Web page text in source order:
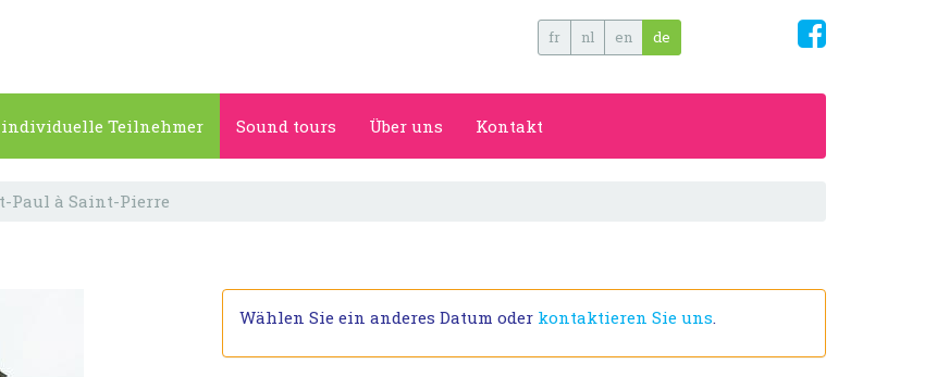
fr nl en de
Teilnehmer Sound tours Über uns Kontakt
Paul à Saint-Pierre
Wählen Sie ein anderes Datum oder kontaktieren Sie uns